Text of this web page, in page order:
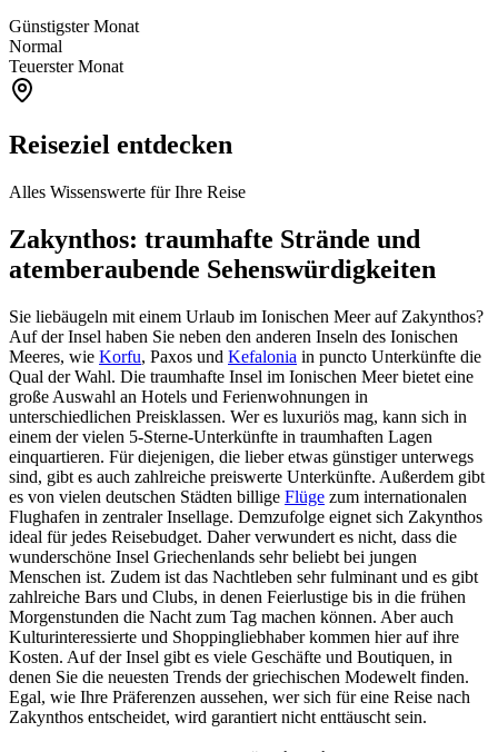
Günstigster Monat
Normal
Teuerster Monat
Reiseziel entdecken
Alles Wissenswerte für Ihre Reise
Zakynthos: traumhafte Strände und
atemberaubende Sehenswürdigkeiten
Sie liebäugeln mit einem Urlaub im Ionischen Meer auf Zakynthos?
Auf der Insel haben Sie neben den anderen Inseln des Ionischen
Meeres, wie Korfu, Paxos und Kefalonia in puncto Unterkünfte die
Qual der Wahl. Die traumhafte Insel im Ionischen Meer bietet eine
große Auswahl an Hotels und Ferienwohnungen in
unterschiedlichen Preisklassen. Wer es luxuriös mag, kann sich in
einem der vielen 5-Sterne-Unterkünfte in traumhaften Lagen
einquartieren. Für diejenigen, die lieber etwas günstiger unterwegs
sind, gibt es auch zahlreiche preiswerte Unterkünfte. Außerdem gibt
es von vielen deutschen Städten billige Flüge zum internationalen
Flughafen in zentraler Insellage. Demzufolge eignet sich Zakynthos
ideal für jedes Reisebudget. Daher verwundert es nicht, dass die
wunderschöne Insel Griechenlands sehr beliebt bei jungen
Menschen ist. Zudem ist das Nachtleben sehr fulminant und es gibt
zahlreiche Bars und Clubs, in denen Feierlustige bis in die frühen
Morgenstunden die Nacht zum Tag machen können. Aber auch
Kulturinteressierte und Shoppingliebhaber kommen hier auf ihre
Kosten. Auf der Insel gibt es viele Geschäfte und Boutiquen, in
denen Sie die neuesten Trends der griechischen Modewelt finden.
Egal, wie Ihre Präferenzen aussehen, wer sich für eine Reise nach
Zakynthos entscheidet, wird garantiert nicht enttäuscht sein.